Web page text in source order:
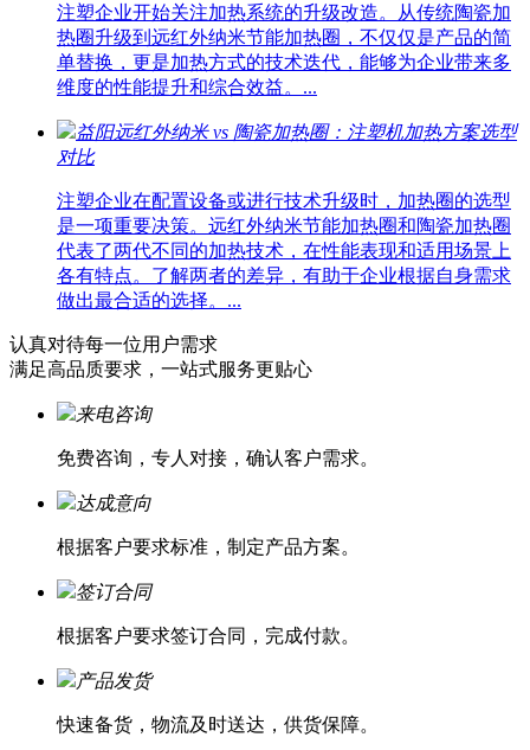
注塑企业开始关注加热系统的升级改造。从传统陶瓷加
热圈升级到远红外纳米节能加热圈，不仅仅是产品的简
单替换，更是加热方式的技术迭代，能够为企业带来多
维度的性能提升和综合效益。...
益阳远红外纳米 vs 陶瓷加热圈：注塑机加热方案选型
对比
注塑企业在配置设备或进行技术升级时，加热圈的选型
是一项重要决策。远红外纳米节能加热圈和陶瓷加热圈
代表了两代不同的加热技术，在性能表现和适用场景上
各有特点。了解两者的差异，有助于企业根据自身需求
做出最合适的选择。...
认真对待每一位用户需求
满足高品质要求，一站式服务更贴心
来电咨询
免费咨询，专人对接，确认客户需求。
达成意向
根据客户要求标准，制定产品方案。
签订合同
根据客户要求签订合同，完成付款。
产品发货
快速备货，物流及时送达，供货保障。